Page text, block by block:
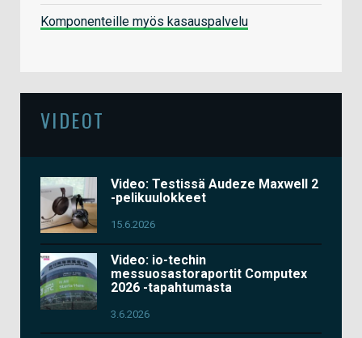
Komponenteille myös kasauspalvelu
VIDEOT
Video: Testissä Audeze Maxwell 2
-pelikuulokkeet
15.6.2026
Video: io-techin
messuosastoraportit Computex
2026 -tapahtumasta
3.6.2026